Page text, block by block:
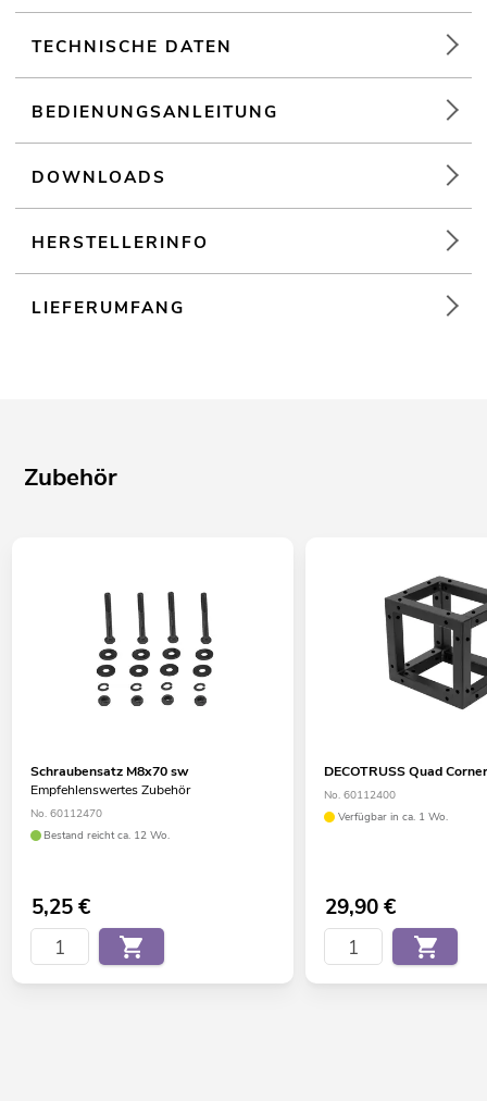
TECHNISCHE DATEN
BEDIENUNGSANLEITUNG
DOWNLOADS
HERSTELLERINFO
LIEFERUMFANG
Zubehör
Schraubensatz M8x70 sw
Empfehlenswertes Zubehör
No. 60112470
Bestand reicht ca. 12 Wo.
5,25€
DECOTRUSS Quad
No. 60112400
Verfügbar in ca. 1 Wo.
29,90€